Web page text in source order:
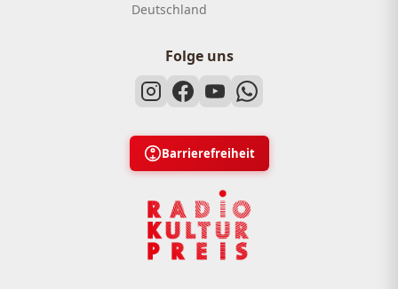
Deutschland
Folge uns
Barrierefreiheit